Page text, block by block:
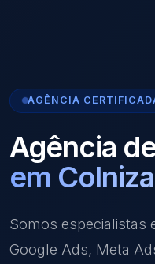
AGÊNCIA
Agência
em Colniza
Somos
Google Ads, Meta